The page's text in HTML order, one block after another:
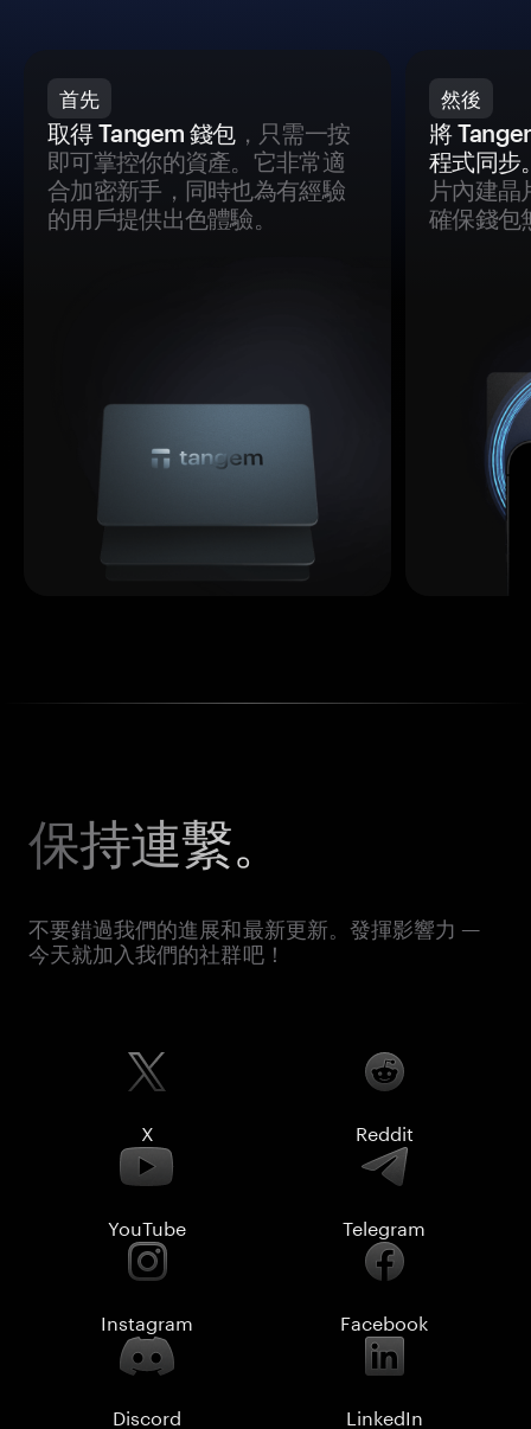
首先
取得 Tangem 錢包，只需一按
即可掌控你的資產。它非常適
合加密新手，同時也為有經驗
的用戶提供出色體驗。
然後
將
程式同步
片內建晶
確保錢包
保持連繫。
不要錯過我們的進展和最新更新。發揮影響力 —
今天就加入我們的社群吧！
X Reddit
YouTube Telegram
Instagram Facebook
Discord LinkedIn